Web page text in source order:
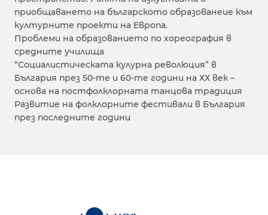
приобщаването на българското образованеие към
културните проекти на Европа.
Проблеми на образованието по хореография в
средните училища
“Социалистическата кулурна революция” в
България през 50-те и 60-те години на ХХ век –
основа на постфолклорната танцова традиция
Развитие на фолклорните фестивали в България
през последните години